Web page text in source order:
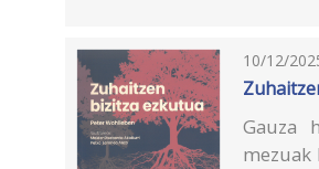
10/12/
Gauza